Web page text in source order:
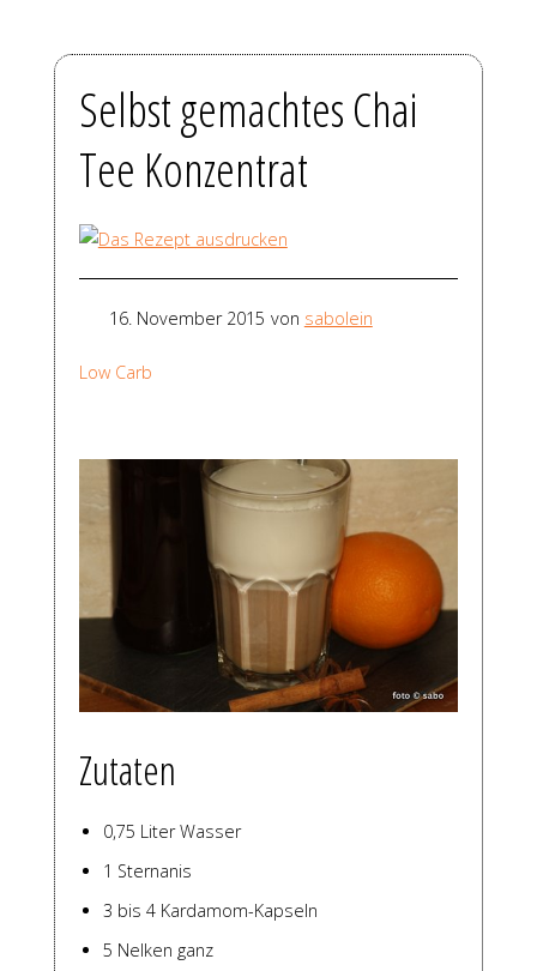
Selbst gemachtes Chai
Tee Konzentrat
16. November 2015 von sabolein
Low Carb
Zutaten
0,75 Liter Wasser
1 Sternanis
3 bis 4 Kardamom-Kapseln
5 Nelken ganz